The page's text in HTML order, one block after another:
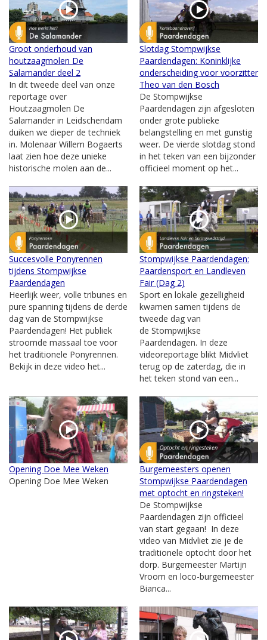
Groot onderhoud van
houtzaagmolen De
Salamander deel 2
In dit tweede deel van onze
reportage over
Houtzaagmolen De
Salamander in Leidschendam
duiken we dieper de techniek
in. Molenaar Willem Bogaerts
laat zien hoe deze unieke
historische molen aan de...
Slotdag Stompwijkse
Paardendagen: Koninklijke
onderscheiding voor voorzitter
Theo van den Bosch
De Stompwijkse
Paardendagen zijn afgesloten
onder grote publieke
belangstelling en met gunstig
weer. De vierde slotdag stond
in het teken van een bijzonder
officieel moment op het...
Succesvolle Ponyrennen
tijdens Stompwijkse
Paardendagen
Heerlijk weer, volle tribunes en
pure spanning tijdens de derde
dag van de Stompwijkse
Paardendagen! Het publiek
stroomde massaal toe voor
het traditionele Ponyrennen.
Bekijk in deze video het...
Stompwijkse Paardendagen:
Paardensport en Landleven
Fair (Dag 2)
Sport en lokale gezelligheid
kwamen samen tijdens de
tweede dag van
de Stompwijkse
Paardendagen. In deze
videoreportage blikt Midvliet
terug op de zaterdag, die in
het teken stond van een...
Opening Doe Mee Weken
Opening Doe Mee Weken
Burgemeesters openen
Stompwijkse Paardendagen
met optocht en ringsteken!
De Stompwijkse
Paardendagen zijn officieel
van start gegaan! In deze
video van Midvliet zie je de
traditionele optocht door het
dorp. Burgemeester Martijn
Vroom en loco-burgemeester
Bianca...